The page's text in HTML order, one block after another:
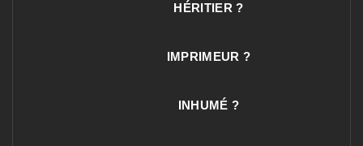
HÉRITIER ?
IMPRIMEUR ?
INHUMÉ ?